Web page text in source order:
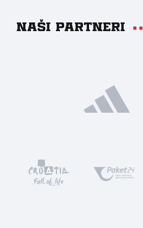
Naši partneri